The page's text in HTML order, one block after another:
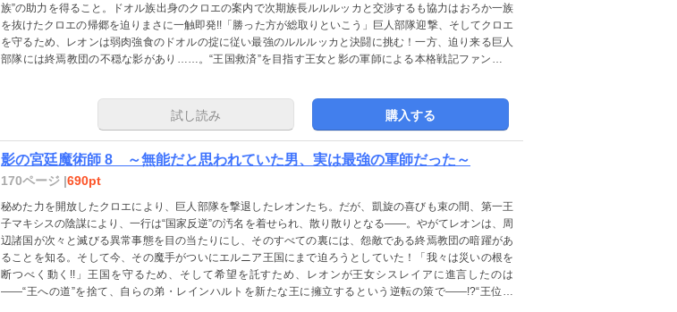
族”の助力を得ること。ドオル族出身のクロエの案内で次期族長ルルルッカと交渉するも協力はおろか一族
を抜けたクロエの帰郷を迫りまさに一触即発!!「勝った方が総取りといこう」巨人部隊迎撃、そしてクロエ
を守るため、レオンは弱肉強食のドオルの掟に従い最強のルルルッカと決闘に挑む！一方、迫り来る巨人
部隊には終焉教団の不穏な影があり……。“王国救済”を目指す王女と影の軍師による本格戦記ファンタジ
試し読み 購入する
影の宮廷魔術師 8 ～無能だと思われていた男、実は最強の軍師だった～
170ページ |690pt
秘めた力を開放したクロエにより、巨人部隊を撃退したレオンたち。だが、凱旋の喜びも束の間、第一王
子マキシスの陰謀により、一行は“国家反逆”の汚名を着せられ、散り散りとなる――。やがてレオンは、周
辺諸国が次々と滅びる異常事態を目の当たりにし、そのすべての裏には、怨敵である終焉教団の暗躍があ
ることを知る。そして今、その魔手がついにエルニア王国にまで迫ろうとしていた！「我々は災いの根を
断つべく動く!!」王国を守るため、そして希望を託すため、レオンが王女シスレイアに進言したのは
――“王への道”を捨て、自らの弟・レインハルトを新たな王に擁立するという逆転の策で――!?“王位争